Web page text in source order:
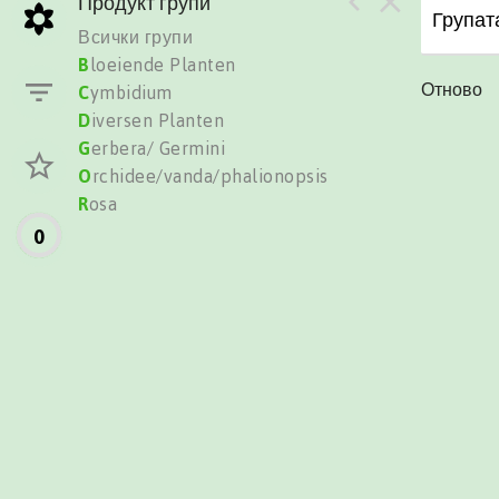
0
Всички групи
Bloeiende Planten
Cymbidium
Diversen Planten
Gerbera/ Germini
Orchidee/vanda/phalionopsis
Rosa
Отново